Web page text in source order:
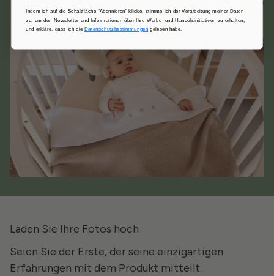
Laden Sie Ihre Fotos hoch
Seien Sie der Erste, der seine einzigartigen
Erfahrungen mit dem Produkt mitteilt.
Indem ich auf die Schaltfläche "Abonnieren" klicke, stimme ich der Verarbeitung meiner Daten
zu, um den Newsletter und Informationen über Ihre Werbe- und Handelsinitiativen zu erhalten,
und erkläre, dass ich die Datenschutzbestimmungen gelesen habe.